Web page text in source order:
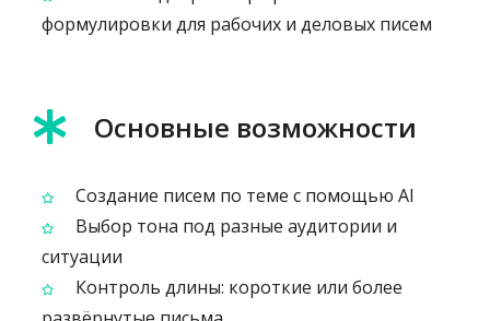
формулировки для рабочих и деловых писем
Основные возможности
Создание писем по теме с помощью AI
Выбор тона под разные аудитории и
ситуации
Контроль длины: короткие или более